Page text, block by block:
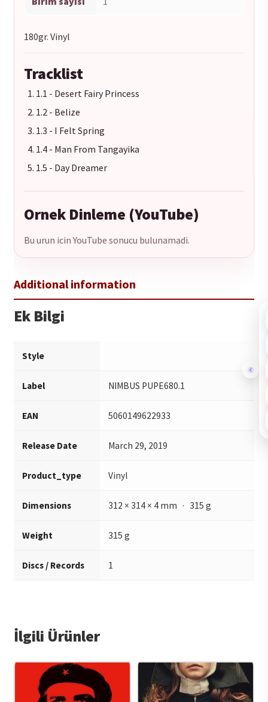
180gr. Vinyl
Tracklist
1.1 - Desert Fairy Princess
1.2 - Belize
1.3 - I Felt Spring
1.4 - Man From Tangayika
1.5 - Day Dreamer
Ornek Dinleme (YouTube)
Bu urun icin YouTube sonucu bulunamadi.
Ek Bilgi
Style
Label NIMBUS PUPE680.1
EAN 5060149622933
Release Date March 29, 2019
Product_type Vinyl
Dimensions 312 × 314 × 4 mm · 315 g
Weight 315 g
Discs / Records 1
İlgili Ürünler